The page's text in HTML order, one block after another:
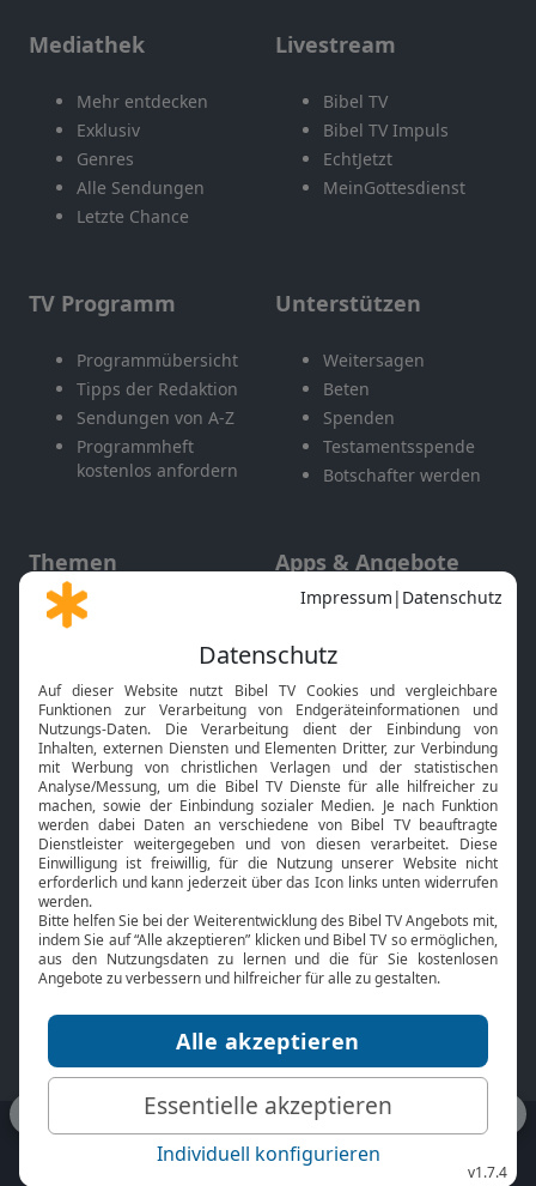
Mediathek
Mehr entdecken
Exklusiv
Genres
Alle Sendungen
Letzte Chance
Livestream
Bibel TV
Bibel TV Impuls
EchtJetzt
MeinGottesdienst
TV Programm
Programmübersicht
Tipps der Redaktion
Sendungen von A-Z
Programmheft
kostenlos anfordern
Unterstützen
Weitersagen
Beten
Spenden
Testamentsspende
Botschafter werden
Themen
Gott und Bibel erklärt
Neuigkeiten
Apps & Angebote
Mobile App
Smart TV
HbbTV
Bibelthek Online-Bibel
Nächster Gottesdienst
Bibel TV
Über uns
Jobs
Mediadaten
Service
Kontakt
TV-Empfang
bibeltv.de: Impressum
Datenschutz
Nutzungsbedingungen
Fakten Bibel TV App